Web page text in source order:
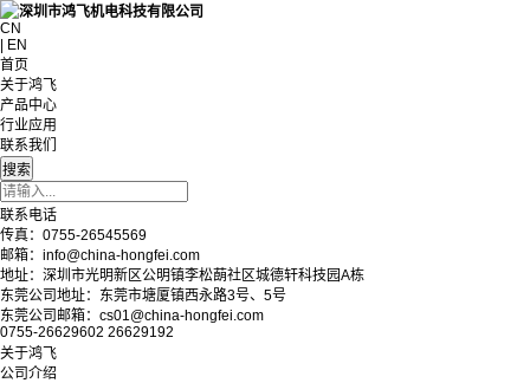
CN
| EN
首页
关于鸿飞
产品中心
行业应用
联系我们
联系电话
传真：0755-26545569
邮箱：info@china-hongfei.com
地址：深圳市光明新区公明镇李松蓢社区城德轩科技园A栋
东莞公司地址：东莞市塘厦镇西永路3号、5号
东莞公司邮箱：cs01@china-hongfei.com
0755-26629602 26629192
关于鸿飞
公司介绍